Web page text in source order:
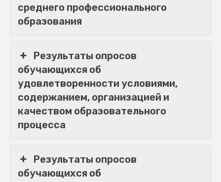
среднего профессионального
образования
Результаты опросов
обучающихся об
удовлетворенности условиями,
содержанием, организацией и
качеством образовательного
процесса
Результаты опросов
обучающихся об